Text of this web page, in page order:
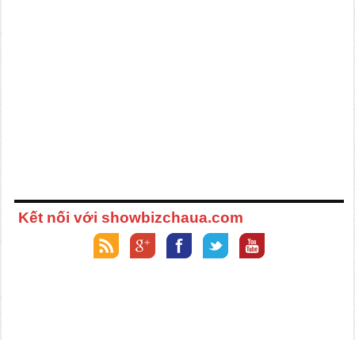
Kết nối với showbizchaua.com